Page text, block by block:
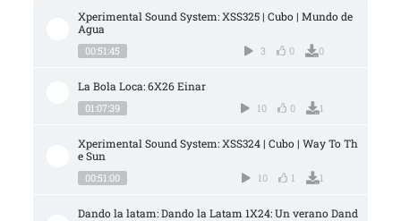
Xperimental Sound System: XSS325 | Cubo | Mundo de
Agua
00:51:45 3 0 0
La Bola Loca: 6X26 Einar
01:07:39 10 0 1
Xperimental Sound System: XSS324 | Cubo | Way To Th
e Sun
00:51:00 10 1 1
Dando la latam: Dando la Latam 1X24: Un verano Dand